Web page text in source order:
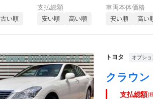
古い順
支払総額
安い順 高い順
車両本体価格
安い順 高い
トヨタ オプショ
支払総額(